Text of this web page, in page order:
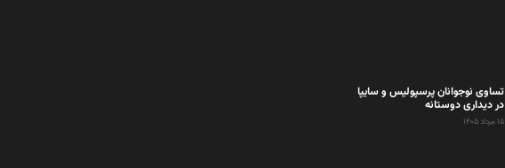
تساوی نوجوانان پرسپولیس و سایپا
در دیداری دوستانه
۱۵ مرداد ۱۴۰۵